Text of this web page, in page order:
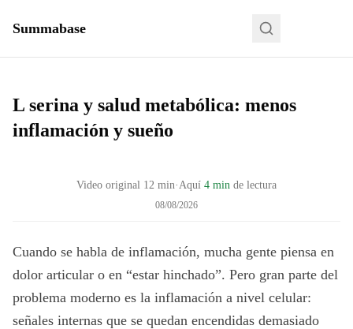
Summabase
L serina y salud metabólica: menos
inflamación y sueño
Video original 12 min·Aquí 4 min de lectura
08/08/2026
Cuando se habla de inflamación, mucha gente piensa en
dolor articular o en “estar hinchado”. Pero gran parte del
problema moderno es la inflamación a nivel celular:
señales internas que se quedan encendidas demasiado